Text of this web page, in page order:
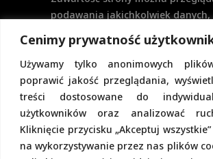
Cenimy prywatność
Używamy tylko anonimowych
poprawić jakość przeglądania,
treści dostosowane do
użytkowników oraz analizować
Kliknięcie przycisku „Akceptuj
na wykorzystywanie przez nas plików
podawania jakichkolwiek danych,
logowanie. Aktualnie na stronie
przewiduje się formularzy
ani systemu komentarzy, co
z udostępnianiem i
danych osobowych.
Pełną politykę prywatności
pod tym linkiem.